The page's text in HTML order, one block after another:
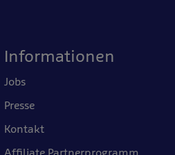
Informationen
Jobs
Presse
Kontakt
Affiliate Partnerprogramm